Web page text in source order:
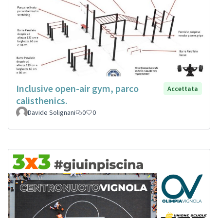
Inclusive open-air gym, parco
calisthenics.
Accettata
Davide Solignani 0 0